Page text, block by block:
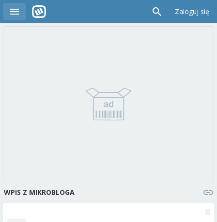
Zaloguj się
WPIS Z MIKROBLOGA